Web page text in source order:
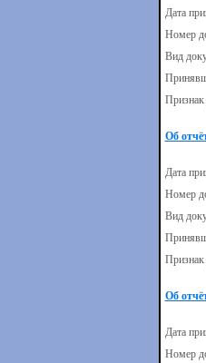
Дата
Номер
Вид
Об
Дата
Номер
Вид
Об
Дата
Номер